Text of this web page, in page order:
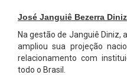
José Janguiê Bezerra Diniz
Na gestão de Janguiê Diniz,
ampliou sua projeção
relacionamento com
todo o Brasil.